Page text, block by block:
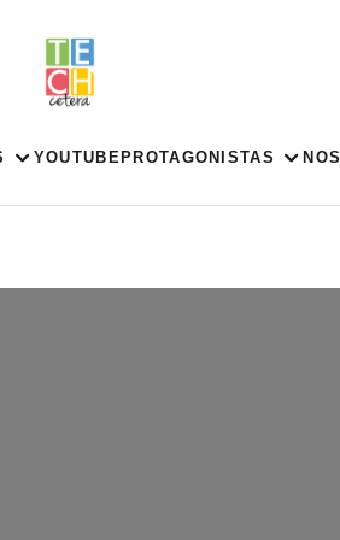
YOUTUBE PROTAGONISTAS